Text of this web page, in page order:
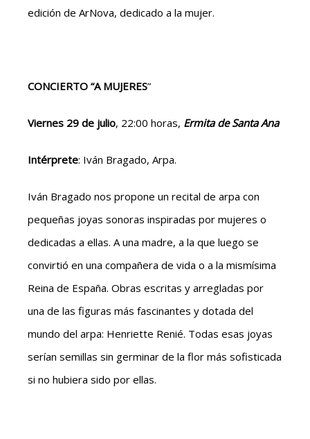
edición de ArNova, dedicado a la mujer.
CONCIERTO “A MUJERES”
Viernes 29 de julio, 22:00 horas, Ermita de Santa Ana
Intérprete: Iván Bragado, Arpa.
Iván Bragado nos propone un recital de arpa con
pequeñas joyas sonoras inspiradas por mujeres o
dedicadas a ellas. A una madre, a la que luego se
convirtió en una compañera de vida o a la mismísima
Reina de España. Obras escritas y arregladas por
una de las figuras más fascinantes y dotada del
mundo del arpa: Henriette Renié. Todas esas joyas
serían semillas sin germinar de la flor más sofisticada
si no hubiera sido por ellas.